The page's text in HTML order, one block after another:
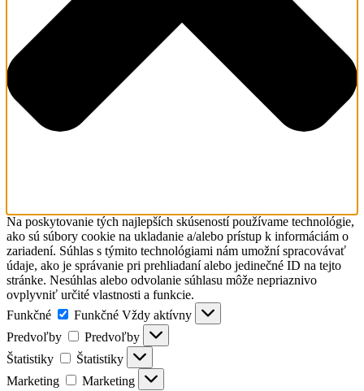
Na poskytovanie tých najlepších skúseností používame technológie,
ako sú súbory cookie na ukladanie a/alebo prístup k informáciám o
zariadení. Súhlas s týmito technológiami nám umožní spracovávať
údaje, ako je správanie pri prehliadaní alebo jedinečné ID na tejto
stránke. Nesúhlas alebo odvolanie súhlasu môže nepriaznivo
ovplyvniť určité vlastnosti a funkcie.
Funkčné
Funkčné Vždy aktívny
Predvoľby
Predvoľby
Štatistiky
Štatistiky
Marketing
Marketing